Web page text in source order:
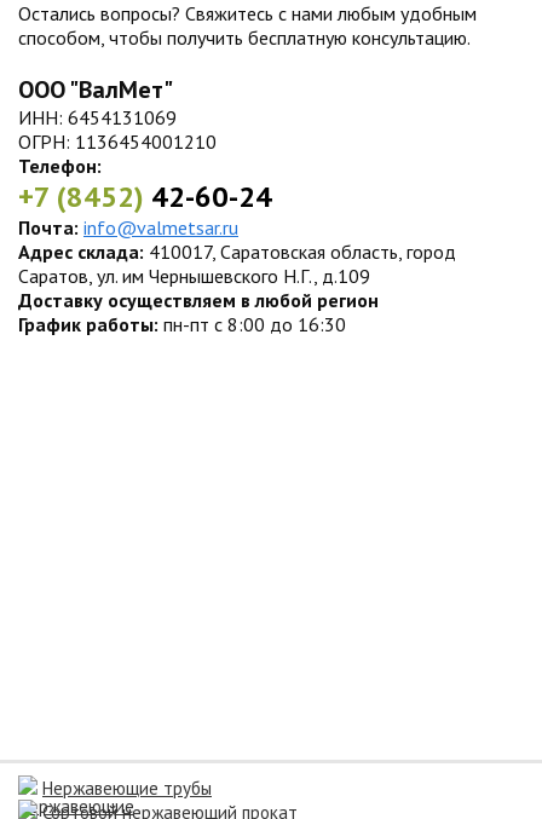
Остались вопросы? Свяжитесь с нами любым удобным
способом, чтобы получить бесплатную консультацию.
ООО "ВалМет"
ИНН: 6454131069
ОГРН: 1136454001210
Телефон:
+7 (8452) 42-60-24
Почта: info@valmetsar.ru
Адрес склада: 410017, Саратовская область, город
Саратов, ул. им Чернышевского Н.Г., д.109
Доставку осуществляем в любой регион
График работы: пн-пт с 8:00 до 16:30
Нержавеющие трубы
Сортовой нержавеющий прокат